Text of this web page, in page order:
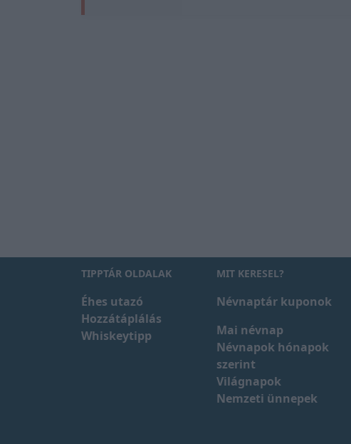
TIPPTÁR OLDALAK
Éhes utazó
Hozzátáplálás
Whiskeytipp
MIT KERESEL?
Névnaptár kuponok
Mai névnap
Névnapok hónapok
szerint
Világnapok
Nemzeti ünnepek